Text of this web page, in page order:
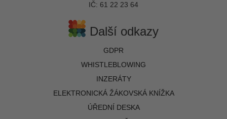
IČ: 61 22 23 64
Další odkazy
GDPR
WHISTLEBLOWING
INZERÁTY
ELEKTRONICKÁ ŽÁKOVSKÁ KNÍŽKA
ÚŘEDNÍ DESKA